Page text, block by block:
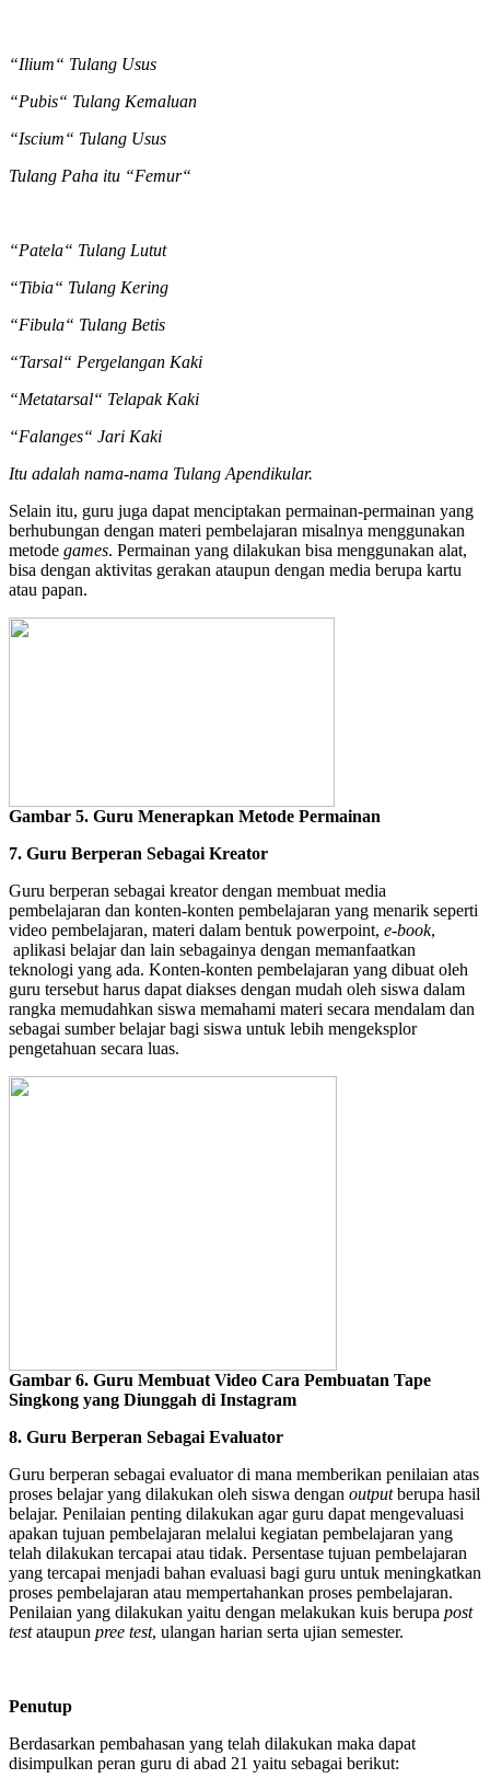
“Ilium“ Tulang Usus
“Pubis“ Tulang Kemaluan
“Iscium“ Tulang Usus
Tulang Paha itu “Femur“
“Patela“ Tulang Lutut
“Tibia“ Tulang Kering
“Fibula“ Tulang Betis
“Tarsal“ Pergelangan Kaki
“Metatarsal“ Telapak Kaki
“Falanges“ Jari Kaki
Itu adalah nama-nama Tulang Apendikular.
Selain itu, guru juga dapat menciptakan permainan-permainan yang
berhubungan dengan materi pembelajaran misalnya menggunakan
metode games. Permainan yang dilakukan bisa menggunakan alat,
bisa dengan aktivitas gerakan ataupun dengan media berupa kartu
atau papan.
Gambar 5. Guru Menerapkan Metode Permainan
7. Guru Berperan Sebagai Kreator
Guru berperan sebagai kreator dengan membuat media
pembelajaran dan konten-konten pembelajaran yang menarik seperti
video pembelajaran, materi dalam bentuk powerpoint, e-book,
aplikasi belajar dan lain sebagainya dengan memanfaatkan
teknologi yang ada. Konten-konten pembelajaran yang dibuat oleh
guru tersebut harus dapat diakses dengan mudah oleh siswa dalam
rangka memudahkan siswa memahami materi secara mendalam dan
sebagai sumber belajar bagi siswa untuk lebih mengeksplor
pengetahuan secara luas.
Gambar 6. Guru Membuat Video Cara Pembuatan Tape
Singkong yang Diunggah di Instagram
8. Guru Berperan Sebagai Evaluator
Guru berperan sebagai evaluator di mana memberikan penilaian atas
proses belajar yang dilakukan oleh siswa dengan outputberupa hasil
belajar. Penilaian penting dilakukan agar guru dapat mengevaluasi
apakan tujuan pembelajaran melalui kegiatan pembelajaran yang
telah dilakukan tercapai atau tidak. Persentase tujuan pembelajaran
yang tercapai menjadi bahan evaluasi bagi guru untuk meningkatkan
proses pembelajaran atau mempertahankan proses pembelajaran.
Penilaian yang dilakukan yaitu dengan melakukan kuis berupa post
testataupun pree test, ulangan harian serta ujian semester.
Penutup
Berdasarkan pembahasan yang telah dilakukan maka dapat
disimpulkan peran guru di abad 21 yaitu sebagai berikut: